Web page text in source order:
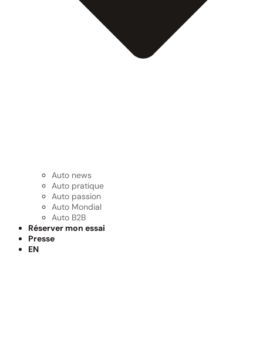
Auto news
Auto pratique
Auto passion
Auto Mondial
Auto B2B
Réserver mon essai
Presse
EN